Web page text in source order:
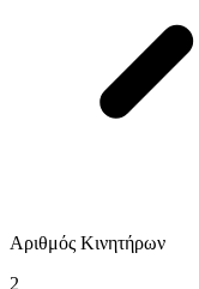
Αριθμός Κινητήρων
2